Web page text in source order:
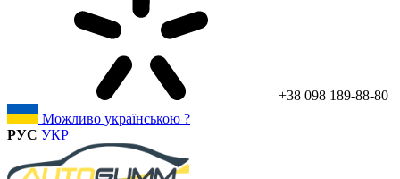
+38 098 189-88-80
Можливо українською ?
РУС УКР